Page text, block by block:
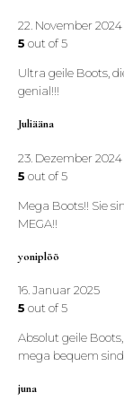
22. November 2024
5 out of 5
Ultra geile Boots,
genial!!!
Juliääna
23. Dezember 2024
5 out of 5
Mega Boots!! Sie
MEGA!!
yoniplöö
16. Januar 2025
5 out of 5
Absolut geile
mega bequem
juna